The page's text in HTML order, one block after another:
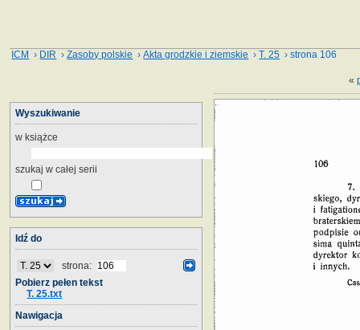
ICM › DIR ›Zasoby polskie ›Akta grodzkie i ziemskie ›T. 25 › strona 106
«
Wyszukiwanie
w książce
szukaj w całej serii
Idź do
strona:
Pobierz pełen tekst
T. 25.txt
Nawigacja